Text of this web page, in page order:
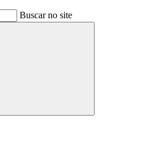
Buscar no site
Buscar